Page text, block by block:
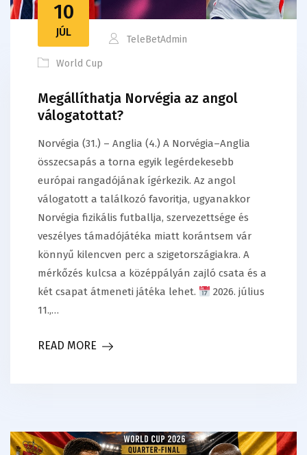
10
JÚL
TeleBetAdmin
World Cup
Megállíthatja Norvégia az angol
válogatottat?
Norvégia (31.) – Anglia (4.) A Norvégia–Anglia
összecsapás a torna egyik legérdekesebb
európai rangadójának ígérkezik. Az angol
válogatott a találkozó favoritja, ugyanakkor
Norvégia fizikális futballja, szervezettsége és
veszélyes támadójátéka miatt korántsem vár
könnyű kilencven perc a szigetországiakra. A
mérkőzés kulcsa a középpályán zajló csata és a
két csapat átmeneti játéka lehet.
2026. július
11.,…
READ MORE